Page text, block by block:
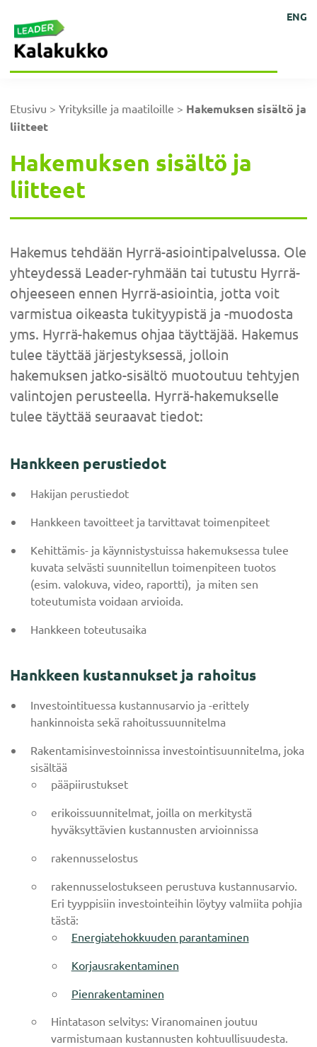
ENG
pääsisältöön
ensisijaiseen
sivupalkkiin
alatunnisteeseen
päävalikkoon
Kalakukko
ry
kokoisille
ideoille!
Etusivu > Yrityksille ja maatiloille > Hakemuksen sisältö ja
liitteet
Hakemuksen sisältö ja
liitteet
Hakemus tehdään Hyrrä-asiointipalvelussa. Ole
yhteydessä Leader-ryhmään tai tutustu Hyrrä-
ohjeeseen ennen Hyrrä-asiointia, jotta voit
varmistua oikeasta tukityypistä ja -muodosta
yms. Hyrrä-hakemus ohjaa täyttäjää. Hakemus
tulee täyttää järjestyksessä, jolloin
hakemuksen jatko-sisältö muotoutuu tehtyjen
valintojen perusteella. Hyrrä-hakemukselle
tulee täyttää seuraavat tiedot:
Hankkeen perustiedot
Hakijan perustiedot
Hankkeen tavoitteet ja tarvittavat toimenpiteet
Kehittämis- ja käynnistystuissa hakemuksessa tulee
kuvata selvästi suunnitellun toimenpiteen tuotos
(esim. valokuva, video, raportti), ja miten sen
toteutumista voidaan arvioida.
Hankkeen toteutusaika
Hankkeen kustannukset ja rahoitus
Investointituessa kustannusarvio ja -erittely
hankinnoista sekä rahoitussuunnitelma
Rakentamisinvestoinnissa investointisuunnitelma, joka
sisältää
pääpiirustukset
erikoissuunnitelmat, joilla on merkitystä
hyväksyttävien kustannusten arvioinnissa
rakennusselostus
rakennusselostukseen perustuva kustannusarvio.
Eri tyyppisiin investointeihin löytyy valmiita pohjia
tästä:
Energiatehokkuuden parantaminen
Korjausrakentaminen
Pienrakentaminen
Hintatason selvitys: Viranomainen joutuu
varmistumaan kustannusten kohtuullisuudesta.